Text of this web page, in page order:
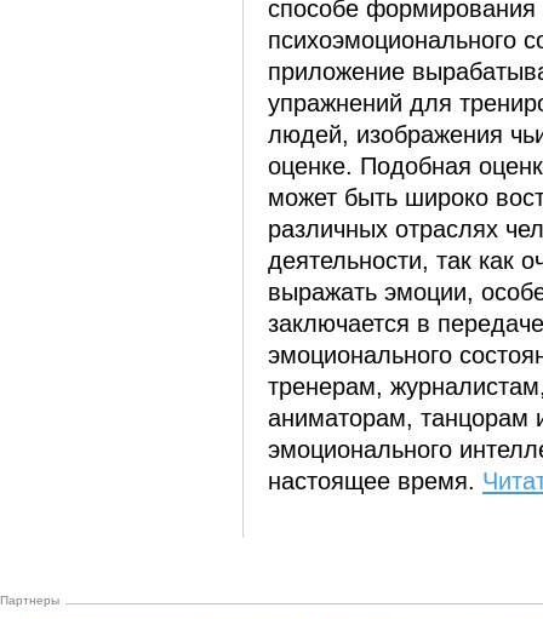
способе формирования
психоэмоционального
приложение
упражнений для
людей, изображения
оценке. Подобная
может быть широко
различных отраслях
деятельности, так как
выражать эмоции,
заключается в
эмоционального
тренерам,
аниматорам, танцорам
эмоционального
настоящее время.
Партнеры